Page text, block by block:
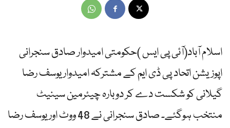
اسلام آباد(آئی پی ایس )حکومتی امیدوار صادق سنجرانی
اپوزیشن اتحاد پی ڈی ایم کے مشترکہ امیدوار یوسف رضا
گیلانی کو شکست دے کر دوبارہ چیئرمین سینیٹ
منتخب ہوگئے۔ صادق سنجرانی نے 48 ووٹ اور یوسف رضا